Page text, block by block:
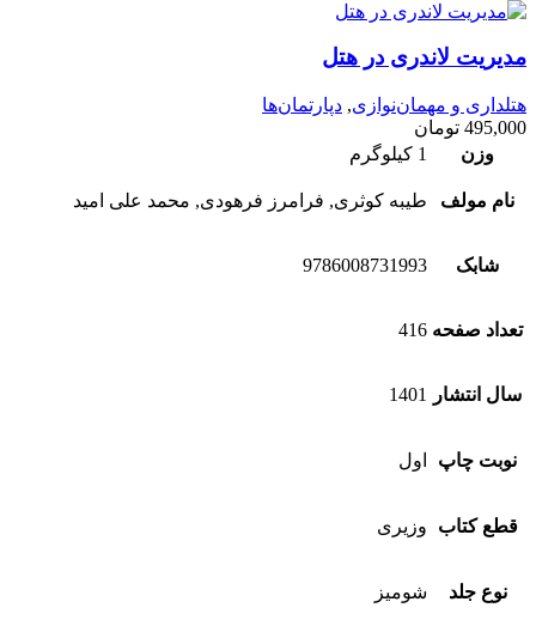
مدیریت لاندری در هتل
هتلداری و مهمان‌نوازی, دپارتمان‌ها
495,000 تومان
وزن
1 کیلوگرم
نام مولف طیبه کوثری, فرامرز فرهودی, محمد علی امید
شابک 9786008731993
تعداد صفحه 416
سال انتشار 1401
نوبت چاپ اول
قطع کتاب وزیری
نوع جلد شومیز